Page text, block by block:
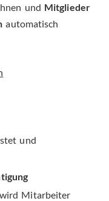
und Mitglieder
automatisch
und
Mitarbeiter